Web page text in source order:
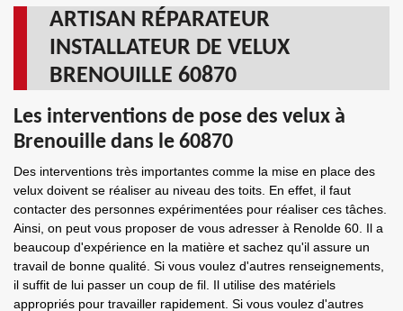
ARTISAN RÉPARATEUR
INSTALLATEUR DE VELUX
BRENOUILLE 60870
Les interventions de pose des velux à
Brenouille dans le 60870
Des interventions très importantes comme la mise en place des
velux doivent se réaliser au niveau des toits. En effet, il faut
contacter des personnes expérimentées pour réaliser ces tâches.
Ainsi, on peut vous proposer de vous adresser à Renolde 60. Il a
beaucoup d'expérience en la matière et sachez qu'il assure un
travail de bonne qualité. Si vous voulez d'autres renseignements,
il suffit de lui passer un coup de fil. Il utilise des matériels
appropriés pour travailler rapidement. Si vous voulez d'autres